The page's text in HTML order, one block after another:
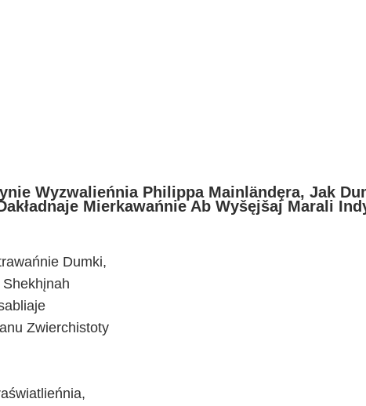
Wyzwalieńnia Philippa Mainländęra, Jak
Mierkawańnie Ab Wyšęjšaj Marali
Dumki,
Zwierchistoty